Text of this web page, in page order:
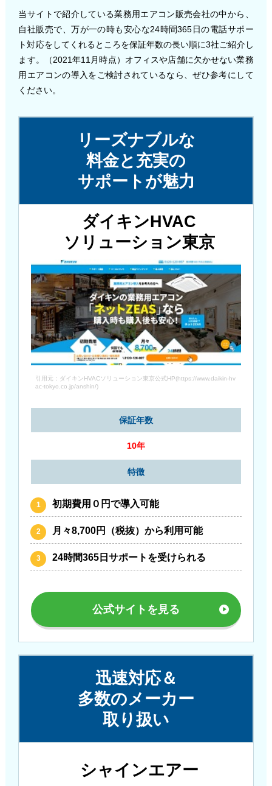
当サイトで紹介している業務用エアコン販売会社の中から、
自社販売で、万が一の時も安心な24時間365日の電話サポー
ト対応をしてくれるところを保証年数の長い順に3社ご紹介し
ます。（2021年11月時点）オフィスや店舗に欠かせない業務
用エアコンの導入をご検討されているなら、ぜひ参考にして
ください。
リーズナブルな
料金と充実の
サポートが魅力
ダイキンHVAC
ソリューション東京
引用元：ダイキンHVACソリューション東京公式HP(https://www.daikin-hv
ac-tokyo.co.jp/anshin/)
保証年数
10年
特徴
初期費用０円で導入可能
月々8,700円（税抜）から利用可能
24時間365日サポートを受けられる
公式サイトを見る
迅速対応＆
多数のメーカー
取り扱い
シャインエアー